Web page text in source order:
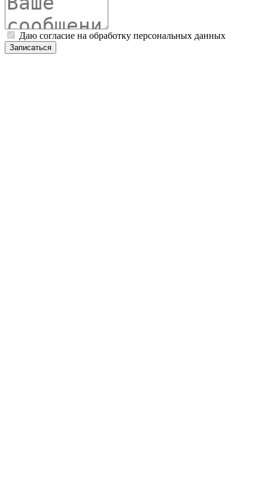
Даю согласие на обработку персональных данных
Записаться